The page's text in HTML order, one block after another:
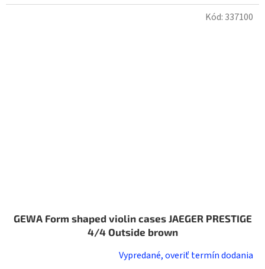
GEWA Form shaped violin cases JAEGER PRESTIGE
4/4 Outside brown
Vypredané, overiť termín dodania
Kód: 337100